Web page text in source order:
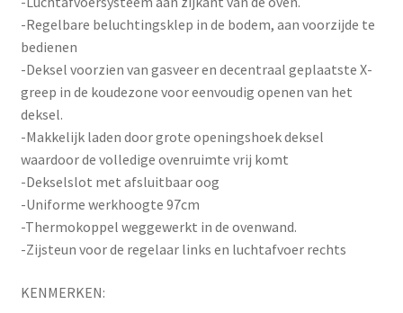
-Regelbare beluchtingsklep in de bodem, aan voorzijde te
bedienen
-Deksel voorzien van gasveer en decentraal geplaatste X-
greep in de koudezone voor eenvoudig openen van het
deksel.
-Makkelijk laden door grote openingshoek deksel
waardoor de volledige ovenruimte vrij komt
-Dekselslot met afsluitbaar oog
-Uniforme werkhoogte 97cm
-Thermokoppel weggewerkt in de ovenwand.
-Zijsteun voor de regelaar links en luchtafvoer rechts
KENMERKEN: